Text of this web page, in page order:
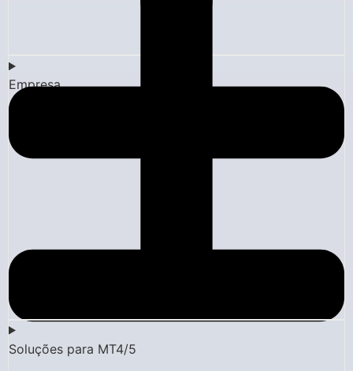
Empresa
Soluções para MT4/5